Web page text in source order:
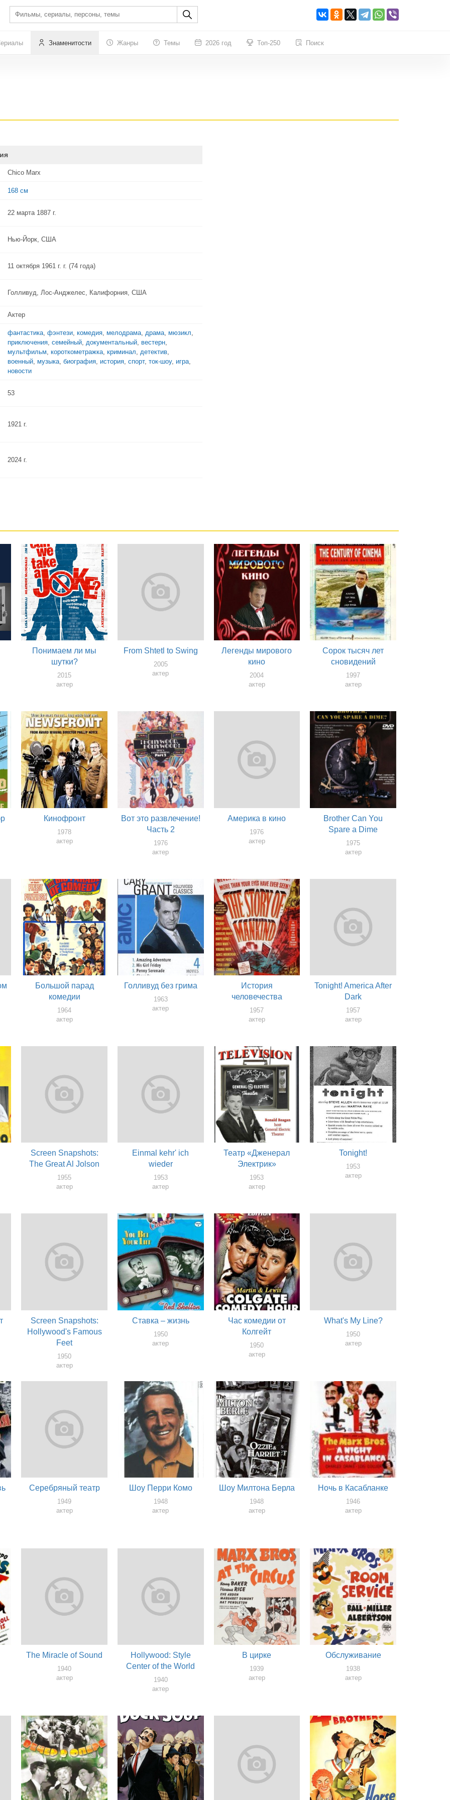
Знаменитости Жанры Темы 2026 год Топ-250 Поиск
Chico Marx
168 см
22 марта 1887 г.
Нью-Йорк, США
11 октября 1961 г. г. (74 года)
Голливуд, Лос-Анджелес, Калифорния, США
Актер
фантастика, фэнтези, комедия, мелодрама, драма, мюзикл,
приключения, семейный, документальный, вестерн,
мультфильм, короткометражка, криминал, детектив,
военный, музыка, биография, история, спорт, ток-шоу, игра,
новости
53
1921 г.
2024 г.
Понимаем ли мы
шутки?
2015
актер
From Shtetl to Swing
2005
актер
Легенды мирового
кино
2004
актер
Сорок тысяч лет
сновидений
1997
актер
Кинофронт
1978
актер
Вот это развлечение!
Часть 2
1976
актер
Америка в кино
1976
актер
Brother Can You
Spare a Dime
1975
актер
Большой парад
комедии
1964
актер
Голливуд без грима
1963
актер
История
человечества
1957
актер
Tonight! America After
Dark
1957
актер
Screen Snapshots:
The Great Al Jolson
1955
актер
Einmal kehr' ich
wieder
1953
актер
Театр «Дженерал
Электрик»
1953
актер
Tonight!
1953
актер
Screen Snapshots:
Hollywood's Famous
Feet
1950
актер
Ставка – жизнь
1950
актер
Час комедии от
Колгейт
1950
актер
What's My Line?
1950
актер
Серебряный театр
1949
актер
Шоу Перри Комо
1948
актер
Шоу Милтона Берла
1948
актер
Ночь в Касабланке
1946
актер
The Miracle of Sound
1940
актер
Hollywood: Style
Center of the World
1940
актер
В цирке
1939
актер
Обслуживание
1938
актер